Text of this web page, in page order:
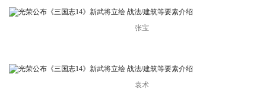
张宝
袁术